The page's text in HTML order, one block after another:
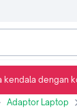
Adaptor Laptop
kendala dengan